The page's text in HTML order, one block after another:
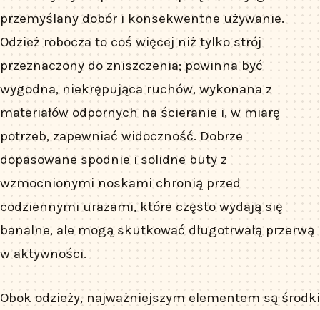
przemyślany dobór i konsekwentne używanie.
Odzież robocza to coś więcej niż tylko strój
przeznaczony do zniszczenia; powinna być
wygodna, niekrępująca ruchów, wykonana z
materiałów odpornych na ścieranie i, w miarę
potrzeb, zapewniać widoczność. Dobrze
dopasowane spodnie i solidne buty z
wzmocnionymi noskami chronią przed
codziennymi urazami, które często wydają się
banalne, ale mogą skutkować długotrwałą przerwą
w aktywności.
Obok odzieży, najważniejszym elementem są środki